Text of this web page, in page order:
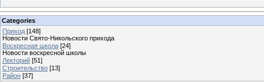
Categories
Приход [148]
Новости Свято-Никольского прихода
Воскресная школа [24]
Новости воскресной школы
Лекторий [51]
Строительство [13]
Район [37]